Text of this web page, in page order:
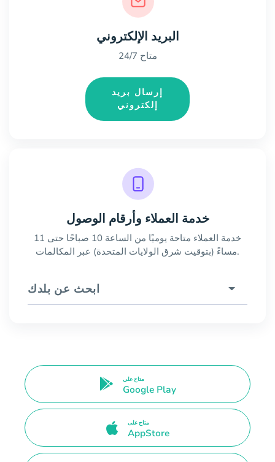
البريد الإلكتروني
متاح 24/7
إرسال بريد
إلكتروني
خدمة العملاء وأرقام الوصول
خدمة العملاء متاحة يوميًا من الساعة 10 صباحًا حتى 11
مساءً (بتوقيت شرق الولايات المتحدة) عبر المكالمات.
ابحث عن بلدك
متاح على
Google Play
متاح على
AppStore